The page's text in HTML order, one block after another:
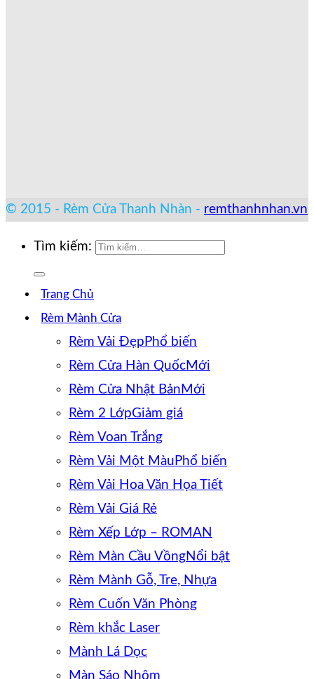
© 2015 - Rèm Cửa Thanh Nhàn - remthanhnhan.vn
Tìm kiếm:
Trang Chủ
Rèm Mành Cửa
Rèm Vải Đẹp
Rèm Cửa Hàn Quốc
Rèm Cửa Nhật Bản
Rèm 2 Lớp
Rèm Voan Trắng
Rèm Vải Một Màu
Rèm Vải Hoa Văn Họa Tiết
Rèm Vải Giá Rẻ
Rèm Xếp Lớp – ROMAN
Rèm Màn Cầu Vồng
Rèm Mành Gỗ, Tre, Nhựa
Rèm Cuốn Văn Phòng
Rèm khắc Laser
Mành Lá Dọc
Màn Sáo Nhôm